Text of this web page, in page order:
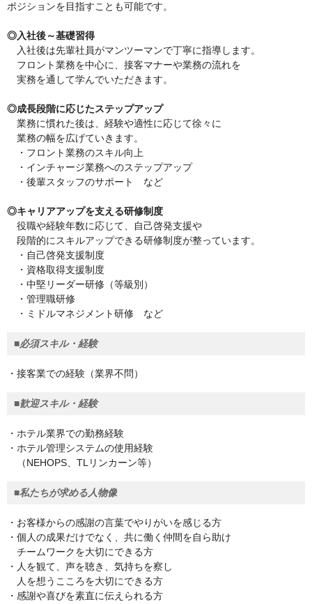
ポジションを目指すことも可能です。
◎入社後～基礎習得
入社後は先輩社員がマンツーマンで丁寧に指導します。
フロント業務を中心に、接客マナーや業務の流れを
実務を通して学んでいただきます。
◎成長段階に応じたステップアップ
業務に慣れた後は、経験や適性に応じて徐々に
業務の幅を広げていきます。
・フロント業務のスキル向上
・インチャージ業務へのステップアップ
・後輩スタッフのサポート など
◎キャリアアップを支える研修制度
役職や経験年数に応じて、自己啓発支援や
段階的にスキルアップできる研修制度が整っています。
・自己啓発支援制度
・資格取得支援制度
・中堅リーダー研修（等級別）
・管理職研修
・ミドルマネジメント研修 など
■必須スキル・経験
・接客業での経験（業界不問）
■歓迎スキル・経験
・ホテル業界での勤務経験
・ホテル管理システムの使用経験
（NEHOPS、TLリンカーン等）
■私たちが求める人物像
・お客様からの感謝の言葉でやりがいを感じる方
・個人の成果だけでなく、共に働く仲間を自ら助け
チームワークを大切にできる方
・人を観て、声を聴き、気持ちを察し
人を想うこころを大切にできる方
・感謝や喜びを素直に伝えられる方